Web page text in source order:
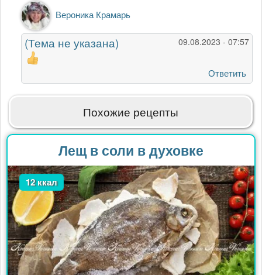
Ответ
на
Попробал
Очень
понравился
…
от
Вероника Крамарь
09.08.2023 - 07:57
(Тема не указана)
Ответить
Похожие рецепты
Лещ в соли в духовке
12 ккал